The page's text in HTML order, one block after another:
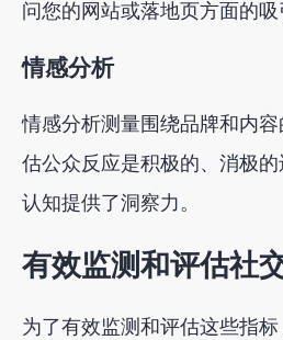
问您的网站或落地页方面的吸
情感分析
情感分析测量围绕品牌和内
估公众反应是积极的、消极
认知提供了洞察力。
有效监测和评估社
为了有效监测和评估这些指标